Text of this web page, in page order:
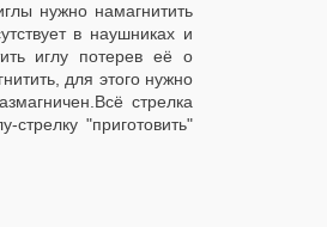
нужно намагнитить
в наушниках и
иглу потерев её о
для этого нужно
стрелка
"приготовить"